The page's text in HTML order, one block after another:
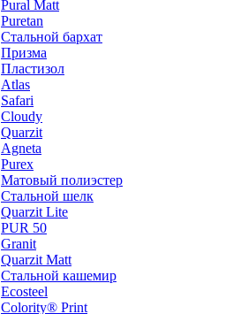
Pural Matt
Puretan
Стальной бархат
Призма
Пластизол
Atlas
Safari
Cloudy
Quarzit
Agneta
Purex
Матовый полиэстер
Стальной шелк
Quarzit Lite
PUR 50
Granit
Quarzit Matt
Стальной кашемир
Ecosteel
Colority® Print